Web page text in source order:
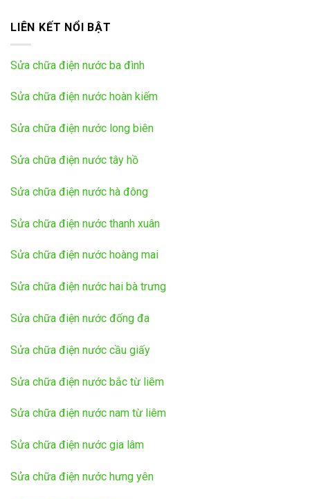
LIÊN KẾT NỔI BẬT
Sửa chữa điện nước ba đình
Sửa chữa điện nước hoàn kiếm
Sửa chữa điện nước long biên
Sửa chữa điện nước tây hồ
Sửa chữa điện nước hà đông
Sửa chữa điện nước thanh xuân
Sửa chữa điện nước hoàng mai
Sửa chữa điện nước hai bà trưng
Sửa chữa điện nước đống đa
Sửa chữa điện nước cầu giấy
Sửa chữa điện nước bắc từ liêm
Sửa chữa điện nước nam từ liêm
Sửa chữa điện nước gia lâm
Sửa chữa điện nước hưng yên